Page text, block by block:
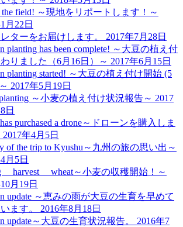
the field! ～現地をリポートします！～
月22日
ターをお届けします。
2017年7月28日
planting has been complete! ～大豆の植え付
りました（6月16日）～ 2017年6月15日
planting started! ～大豆の植え付け開始 (5
2017年5月19日
～小麦の植え付け状況報告～ 2017
日
purchased a drone～ドローンを購入しま
2017年4月5日
of the trip to Kyushu～九州の旅の思い出～
月5日
harvest wheat～小麦の収穫開始！～
月19日
update ～恵みの雨が大豆の生育を早めて
ます。
2016年8月18日
update～大豆の生育状況報告。
2016年7